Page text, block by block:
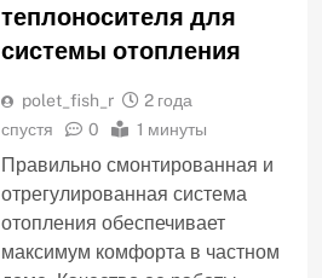
теплоносителя для
системы отопления
polet_fish_r
2 года
спустя
0 1 минуты
Правильно смонтированная и
отрегулированная система
отопления обеспечивает
максимум комфорта в частном